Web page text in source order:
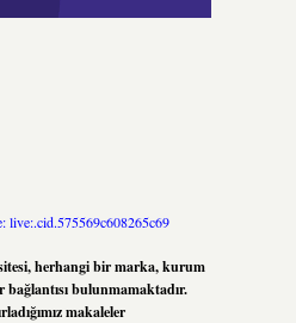
live:.cid.575569c608265c69
herhangi bir marka, kurum
bağlantısı bulunmamaktadır.
makaleler